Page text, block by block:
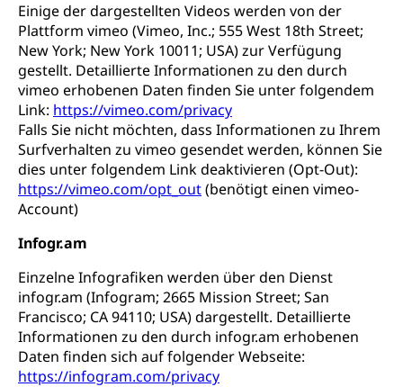
Einige der dargestellten Videos werden von der
Plattform vimeo (Vimeo, Inc.; 555 West 18th Street;
New York; New York 10011; USA) zur Verfügung
gestellt. Detaillierte Informationen zu den durch
vimeo erhobenen Daten finden Sie unter folgendem
Link: https://vimeo.com/privacy
Falls Sie nicht möchten, dass Informationen zu Ihrem
Surfverhalten zu vimeo gesendet werden, können Sie
dies unter folgendem Link deaktivieren (Opt-Out):
https://vimeo.com/opt_out(benötigt einen vimeo-
Account)
Infogr.am
Einzelne Infografiken werden über den Dienst
infogr.am (Infogram; 2665 Mission Street; San
Francisco; CA 94110; USA) dargestellt. Detaillierte
Informationen zu den durch infogr.am erhobenen
Daten finden sich auf folgender Webseite:
https://infogram.com/privacy